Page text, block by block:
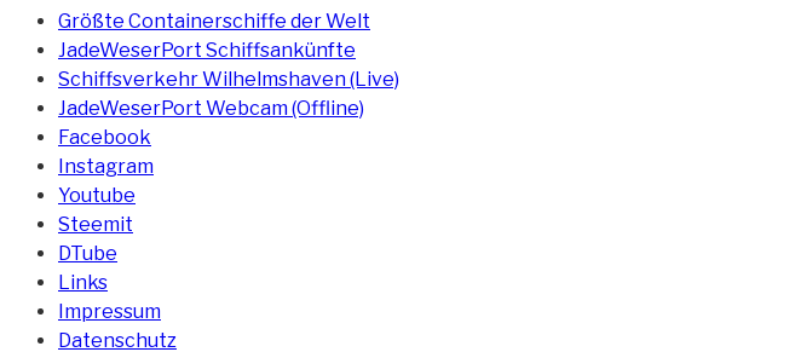
Größte Containerschiffe der Welt
JadeWeserPort Schiffsankünfte
Schiffsverkehr Wilhelmshaven (Live)
JadeWeserPort Webcam (Offline)
Facebook
Instagram
Youtube
Steemit
DTube
Links
Impressum
Datenschutz